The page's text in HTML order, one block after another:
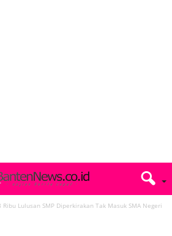
Ribu Lulusan SMP Diperkirakan Tak Masuk SMA Negeri